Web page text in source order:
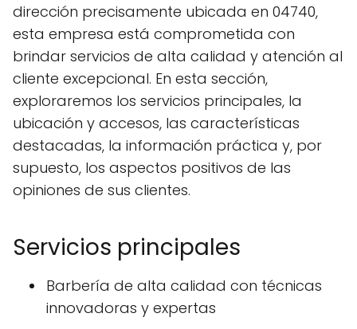
dirección precisamente ubicada en 04740,
esta empresa está comprometida con
brindar servicios de alta calidad y atención al
cliente excepcional. En esta sección,
exploraremos los servicios principales, la
ubicación y accesos, las características
destacadas, la información práctica y, por
supuesto, los aspectos positivos de las
opiniones de sus clientes.
Servicios principales
Barbería de alta calidad con técnicas
innovadoras y expertas